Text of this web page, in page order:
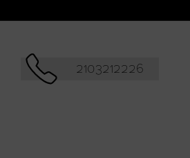
2103212226